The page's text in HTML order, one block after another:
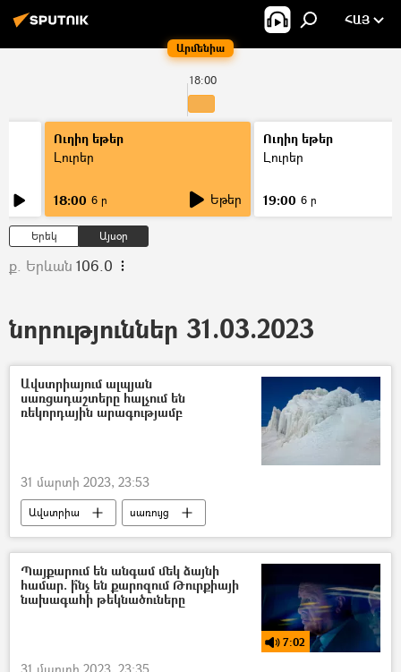
Արմենիա
ՀԱՅ
18:00
Ուղիղ եթեր
Լուրեր
18:00 6 ր Եթեր
Ուղիղ եթեր
Լուրեր
19:00 6 ր
Երեկ Այսօր
ք. Երևան 106.0
նորություններ 31.03.2023
Ավստրիայում ալպյան
սառցադաշտերը հալչում են
ռեկորդային արագությամբ
31 մարտի 2023, 23:53
Ավստրիա սառույց
Պայքարում են անգամ մեկ ձայնի
համար. ի՞նչ են քարոզում Թուրքիայի
նախագահի թեկնածուները
7:02
31 մարտի 2023, 23:35